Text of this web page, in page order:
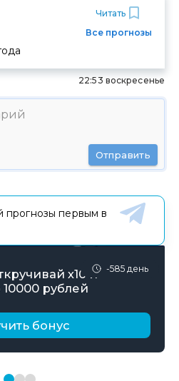
Читать
Все прогнозы
22:53 воскресенье
Отправить
прогнозы первым в
-585 день
х10 и
рублей
бонус